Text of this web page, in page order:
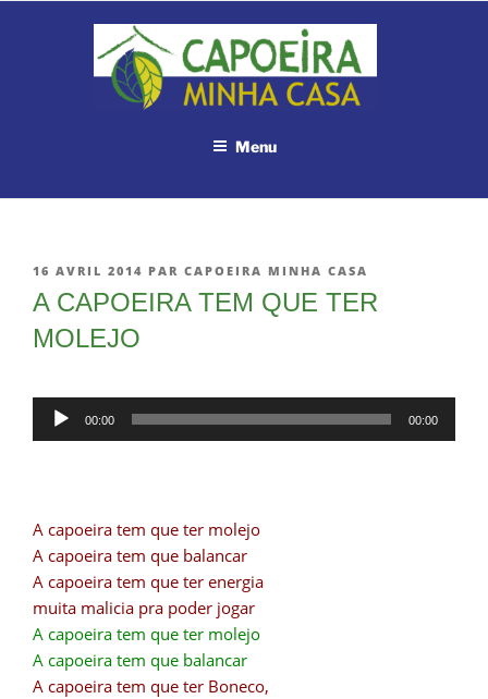
Menu
PUBLIÉ
LE
16 AVRIL 2014 PAR CAPOEIRA MINHA CASA
A CAPOEIRA TEM QUE TER
MOLEJO
Lecteur
00:00 00:00
A capoeira tem que ter molejo
A capoeira tem que balancar
A capoeira tem que ter energia
muita malicia pra poder jogar
A capoeira tem que ter molejo
A capoeira tem que balancar
A capoeira tem que ter Boneco,